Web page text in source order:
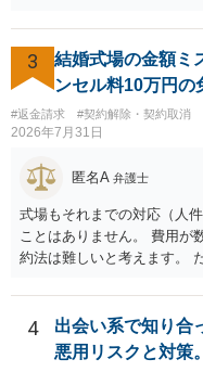
3
結婚式場の金額ミ
ンセル料10万円の
#返金請求 #契約解除・契約取消
2026年7月31日
匿名A 弁護士
式場もそれまでの対応（人
ことはありません。 費用が
約法は難しいと考えます。
ということになり、解約す
4
出会い系で知り合
悪用リスクと対策。